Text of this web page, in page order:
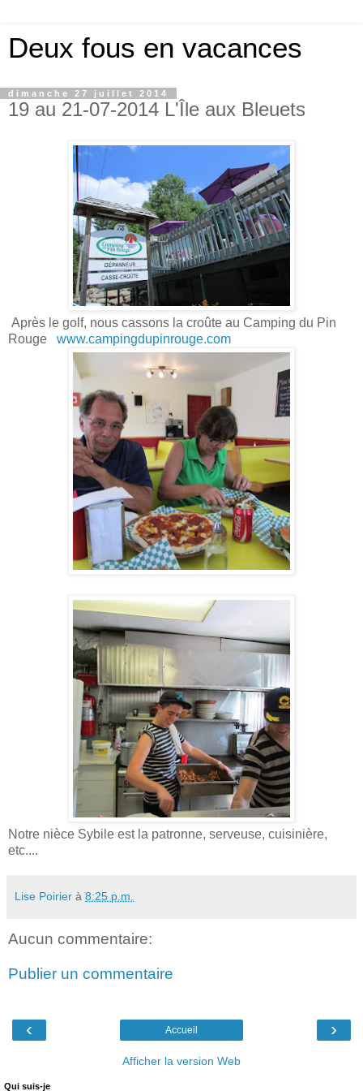
Deux fous en vacances
dimanche 27 juillet 2014
19 au 21-07-2014 L'Île aux Bleuets
Après le golf, nous cassons la croûte au Camping du Pin
Rouge www.campingdupinrouge.com
Notre nièce Sybile est la patronne, serveuse, cuisinière,
etc....
Lise Poirier à 8:25 p.m.
Aucun commentaire:
Publier un commentaire
‹ ›
Accueil
Afficher la version Web
Qui suis-je